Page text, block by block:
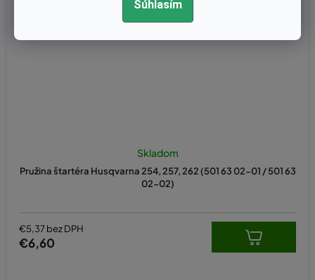
Súhlasím
Pružina štartéra Husqvarna 254, 257, 262 (501 63 02-01 / 501 63
02-02)
Skladom
€5,37 bez DPH
€6,60